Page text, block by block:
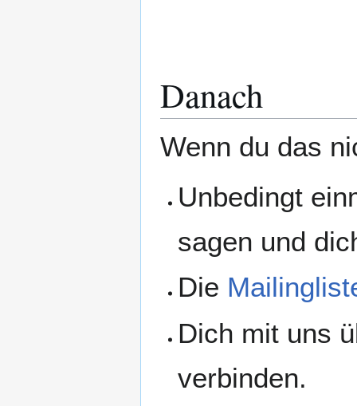
Danach
Wenn du das
Unbedingt
sagen und
Die
Dich mit uns
verbinden.